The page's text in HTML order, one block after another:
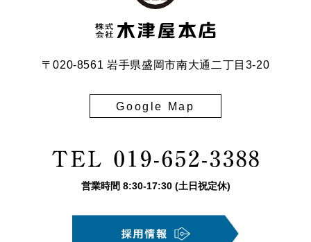
〒020-8561 岩手県盛岡市南大通二丁目3-20
Google Map
営業時間 8:30-17:30(土日祝定休)